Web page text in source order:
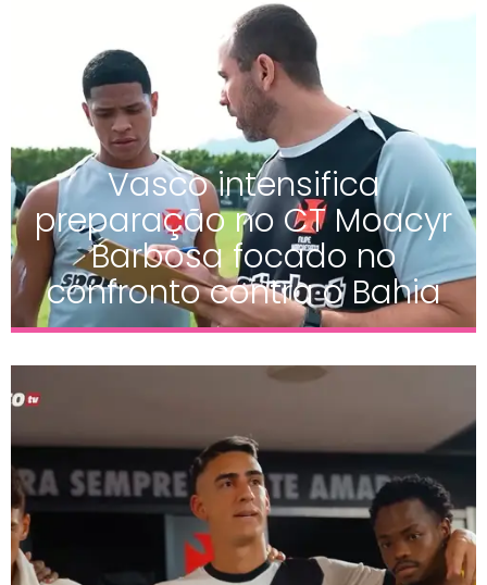
Vasco intensifica
preparação no CT Moacyr
Barbosa focado no
confronto contra o Bahia